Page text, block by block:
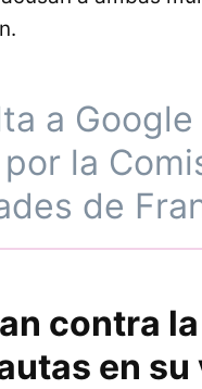
a
la
de
contra
en